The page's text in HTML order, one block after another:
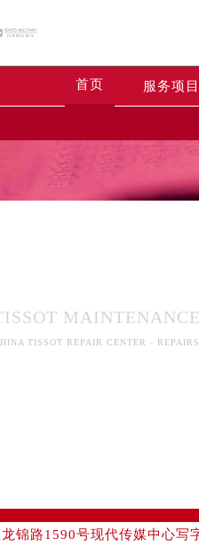
首页 服务项目
TISSOT REPAIR CENTER -
统一服务热线400-801-5061
售后服务中心最新网点地址：
锦路1590号现代传媒中心写
海东路29号苏宁广场IFC国